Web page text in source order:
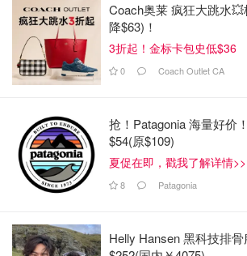
6点之间。
TTC没有解释为什么这些日期和时间会出
为，但表示发生事故最多的路线是那些
线。
数据中记录的最严重事件是2019年6月8
巴士上发生的两起枪击事件。
此外，还有刺伤、打架，以及有一次一名
车，从车顶的紧急舱门跳下，用刀威胁
有许多男人暴露自己或与女乘客摩擦的
Coach奥莱 疯狂大跳水
降$63)！
3折起！金标卡包史低$36
0 Coach Outlet CA
抢！Patagonia 海量好价
$54(原$109)
夏促在即，戳我了解详情>>
8 Patagonia
Helly Hansen 黑科技排骨服 | 600蓬羽